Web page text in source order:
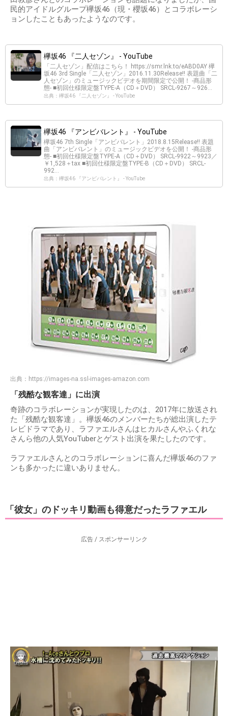
民的アイドルグループ欅坂46（現・櫻坂46）とコラボレーシ
ョンしたこともあったようなのです。
欅坂46 『二人セゾン』 - YouTube
「二人セゾン」配信はこちら！ https://smr.lnk.to/eABD0AY 欅
坂46 3rd Single「二人セゾン」2016.11.30Release!! 表題曲「二
人セゾン」のミュージックビデオを期間限定で公開！ -商品形
態- ■初回仕様限定盤TYPE-A（CD＋DVD） SRCL-9267～926...
出典：欅坂46 『二人セゾン』 - YouTube
欅坂46 『アンビバレント』 - YouTube
欅坂46 7th Single「アンビバレント」2018.8.15Release!! 表題
曲「アンビバレント」のミュージックビデオを公開！ -商品形
態- ■初回仕様限定盤TYPE-A（CD＋DVD） SRCL-9922～9923／
￥1,528＋tax ■初回仕様限定盤TYPE-B（CD＋DVD） SRCL-
992...
出典：欅坂46 『アンビバレント』 - YouTube
出典： https://images-na.ssl-images-amazon.com
「残酷な観客達」に出演
奇跡のコラボレーションが実現したのは、2017年に放送され
た「残酷な観客達」。欅坂46のメンバーたちが総出演したテ
レビドラマであり、ラファエルさんはヒカルさんやふくれな
さんら他の人気YouTuberとゲスト出演を果たしたのです。
ラファエルさんとのコラボレーションに喜んだ欅坂46のファ
ンも多かったに違いありません。
「彼女」のドッキリ動画も得意だったラファエル
広告 / スポンサーリンク